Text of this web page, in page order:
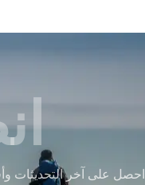
احصل على آخر التحديثات